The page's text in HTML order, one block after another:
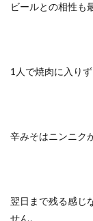
ビールとの相性も
1人で焼肉に入り
辛みそはニンニク
翌日まで残る感じ
せん。